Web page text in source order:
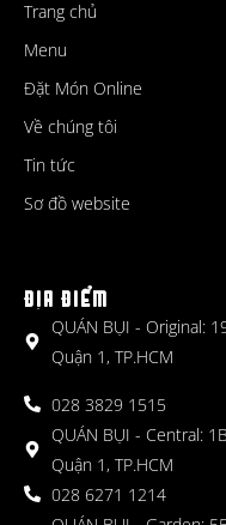
Trang chủ
Menu
Đặt Món Online
Về chúng tôi
Tin tức
Sơ đồ website
ĐỊA ĐIỂM
QUÁN BỤI - Original:
Quận 1, TP.HCM
028 3829 1515
QUÁN BỤI - Central:
Quận 1, TP.HCM
028 6271 1214